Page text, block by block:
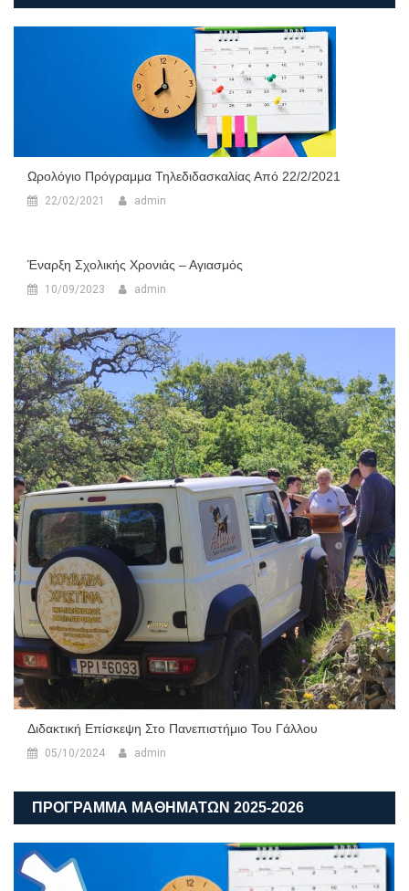
Ωρολόγιο Πρόγραμμα Τηλεδιδασκαλίας Από 22/2/2021
22/02/2021 admin
Έναρξη Σχολικής Χρονιάς – Αγιασμός
10/09/2023 admin
Διδακτική Επίσκεψη Στο Πανεπιστήμιο Του Γάλλου
05/10/2024 admin
ΠΡΟΓΡΑΜΜΑ ΜΑΘΗΜΑΤΩΝ 2025-2026